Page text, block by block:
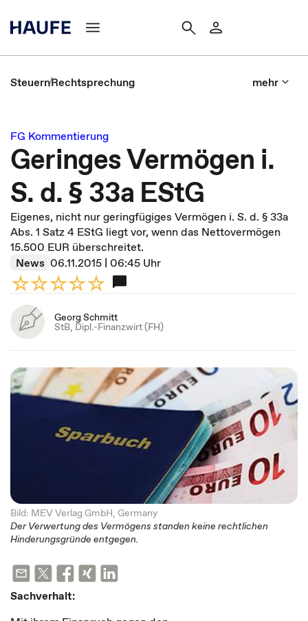
SteuernRechtsprechung mehr
FG Kommentierung
Geringes Vermögen i.
S. d. § 33a EStG
Eigenes, nicht nur geringfügiges Vermögen i. S. d. § 33a
Abs. 1 Satz 4 EStG liegt vor, wenn das Nettovermögen
15.500 EUR überschreitet.
News 06.11.2015 | 06:45 Uhr
Georg Schmitt
StB, Dipl.-Finanzwirt (FH)
Bild: MEV Verlag GmbH, Germany
Der Verwertung des Vermögens standen keine rechtlichen
Hinderungsgründe entgegen.
Sachverhalt: